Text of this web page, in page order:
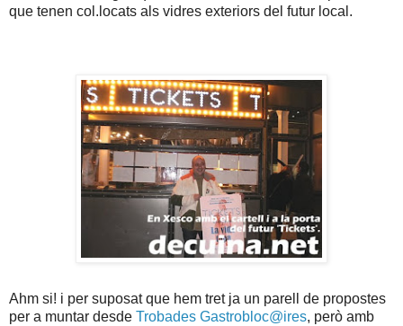
que tenen col.locats als vidres exteriors del futur local.
Ahm si! i per suposat que hem tret ja un parell de propostes
per a muntar desde Trobades Gastrobloc@ires, però amb